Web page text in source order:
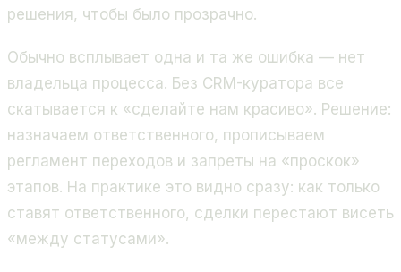
решения, чтобы было прозрачно.
Обычно всплывает одна и та же ошибка — нет
владельца процесса. Без CRM-куратора все
скатывается к «сделайте нам красиво». Решение:
назначаем ответственного, прописываем
регламент переходов и запреты на «проскок»
этапов. На практике это видно сразу: как только
ставят ответственного, сделки перестают висеть
«между статусами».